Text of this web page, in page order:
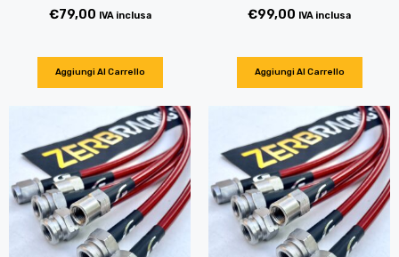
€79,00 IVA inclusa
Aggiungi Al Carrello
€99,00 IVA inclusa
Aggiungi Al Carrello